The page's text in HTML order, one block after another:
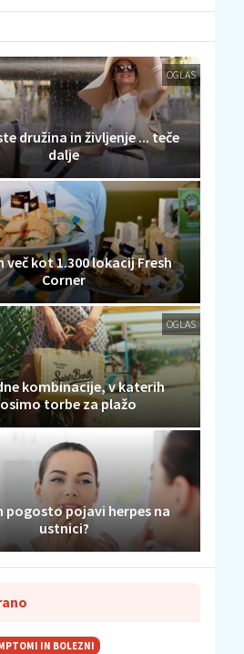
OGLAS
družina in življenje ... teče
dalje
več kot 1.300 lokacij Fresh
Corner
OGLAS
kombinacije, v katerih
torbe za plažo
pogosto pojavi herpes na
ustnici?
IN BOLEZNI